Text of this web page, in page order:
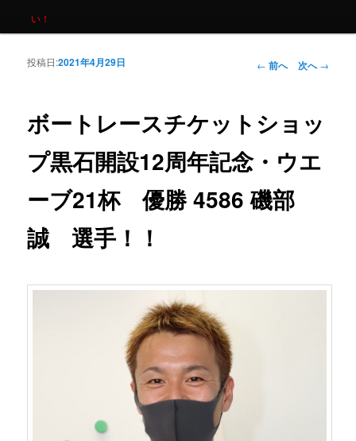
い！
投稿ナビゲーシ
← 前へ 次へ→
ボートレースチケットショッ
プ黒石開設12周年記念・ウエ
ーブ21杯 優勝 4586 磯部
誠 選手！！
投稿日:2021年4月29日